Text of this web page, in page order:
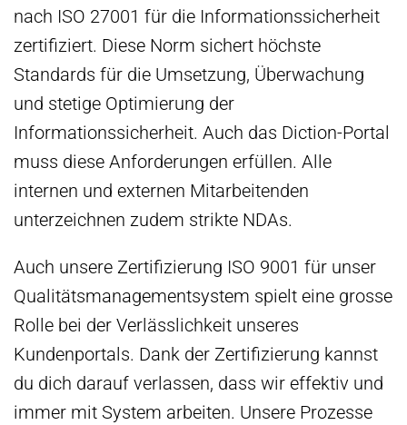
nach ISO 27001 für die Informationssicherheit
zertifiziert. Diese Norm sichert höchste
Standards für die Umsetzung, Überwachung
und stetige Optimierung der
Informationssicherheit. Auch das Diction-Portal
muss diese Anforderungen erfüllen. Alle
internen und externen Mitarbeitenden
unterzeichnen zudem strikte NDAs.
Auch unsere Zertifizierung ISO 9001 für unser
Qualitätsmanagementsystem spielt eine grosse
Rolle bei der Verlässlichkeit unseres
Kundenportals. Dank der Zertifizierung kannst
du dich darauf verlassen, dass wir effektiv und
immer mit System arbeiten. Unsere Prozesse